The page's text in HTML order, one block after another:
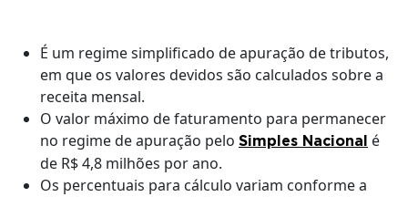
É um regime simplificado de apuração de tributos,
em que os valores devidos são calculados sobre a
receita mensal.
O valor máximo de faturamento para permanecer
no regime de apuração pelo Simples Nacional é
de R$ 4,8 milhões por ano.
Os percentuais para cálculo variam conforme a